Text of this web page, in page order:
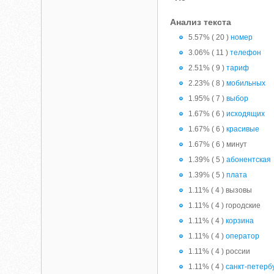
Анализ текста
5.57% ( 20 )номер
3.06% ( 11 )телефон
2.51% ( 9 )тариф
2.23% ( 8 )мобильных
1.95% ( 7 )выбор
1.67% ( 6 )исходящих
1.67% ( 6 )красивые
1.67% ( 6 ) минут
1.39% ( 5 )абонентская
1.39% ( 5 )плата
1.11% ( 4 ) вызовы
1.11% ( 4 ) городские
1.11% ( 4 )корзина
1.11% ( 4 )оператор
1.11% ( 4 ) россии
1.11% ( 4 )санкт-